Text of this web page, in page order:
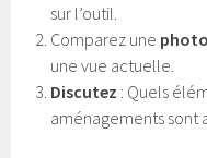
sur l’outil.
Comparez une
une vue actuelle.
Discutez : Quels
aménagements sont